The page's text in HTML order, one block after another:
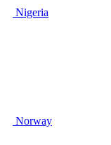
Nigeria
Norway